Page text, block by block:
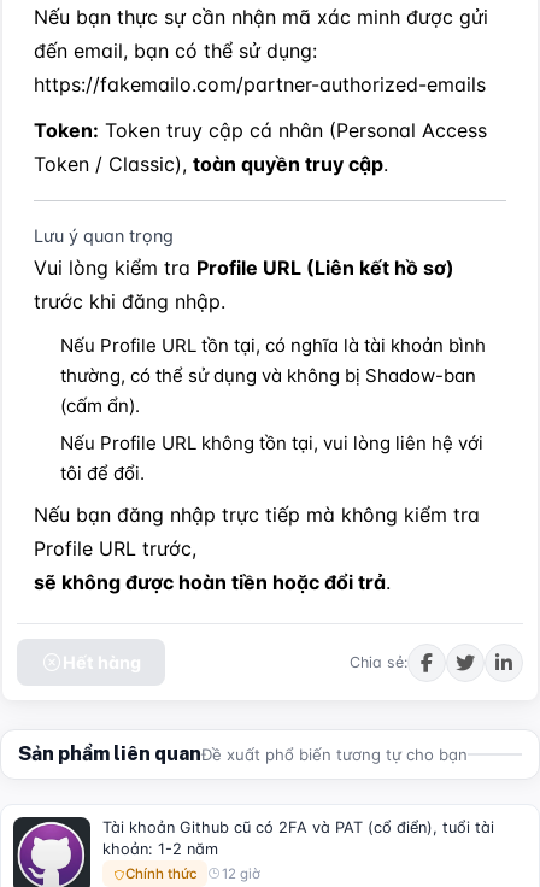
Nếu bạn thực sự cần nhận mã xác minh được gửi
đến email, bạn có thể sử dụng:
https://fakemailo.com/partner-authorized-emails
Token: Token truy cập cá nhân (Personal Access
Token / Classic), toàn quyền truy cập.
Lưu ý quan trọng
Vui lòng kiểm tra Profile URL (Liên kết hồ sơ)
trước khi đăng nhập.
Nếu Profile URL tồn tại, có nghĩa là tài khoản bình
thường, có thể sử dụng và không bị Shadow-ban
(cấm ẩn).
Nếu Profile URL không tồn tại, vui lòng liên hệ với
tôi để đổi.
Nếu bạn đăng nhập trực tiếp mà không kiểm tra
Profile URL trước,
sẽ không được hoàn tiền hoặc đổi trả.
Hết hàng Chia sẻ:
Sản phẩm liên quanĐề xuất phổ biến tương tự cho bạn
Tài khoản Github cũ có 2FA và PAT (cổ điển), tuổi tài
khoản: 1-2 năm
Chính thức 12 giờ